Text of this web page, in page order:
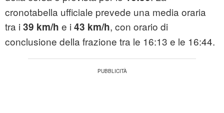
cronotabella ufficiale prevede una media oraria
tra i 39 km/h e i 43 km/h, con orario di
conclusione della frazione tra le 16:13 e le 16:44.